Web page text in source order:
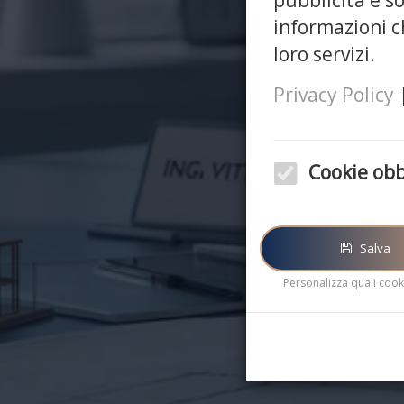
informazioni
loro servizi.
Privacy Policy |
Cookie
Questi cookie sono
Salva
Personalizza quali